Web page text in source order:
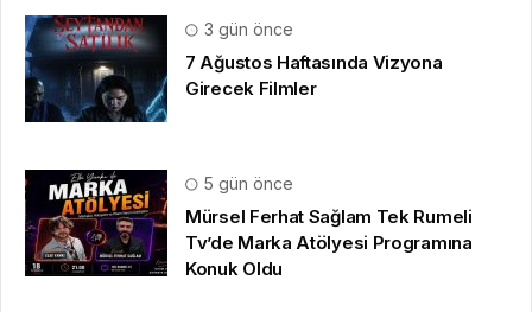
3 gün önce
7 Ağustos Haftasında Vizyona
Girecek Filmler
5 gün önce
Mürsel Ferhat Sağlam Tek Rumeli
Tv’de Marka Atölyesi Programına
Konuk Oldu